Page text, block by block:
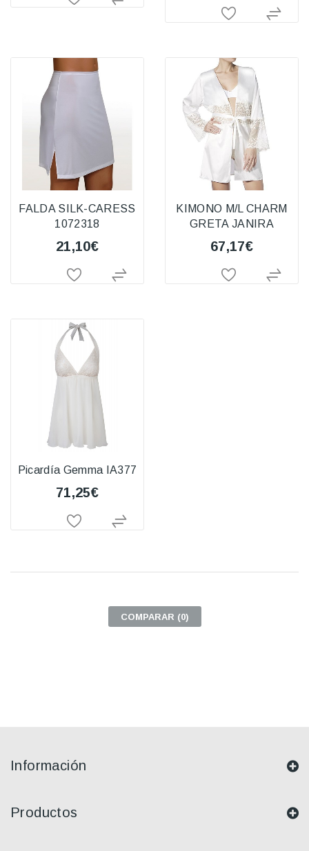
FALDA SILK-CARESS
1072318
21,10€
KIMONO M/L CHARM
GRETA JANIRA
67,17€
Picardía Gemma IA377
71,25€
COMPARAR (0)
Información
Productos